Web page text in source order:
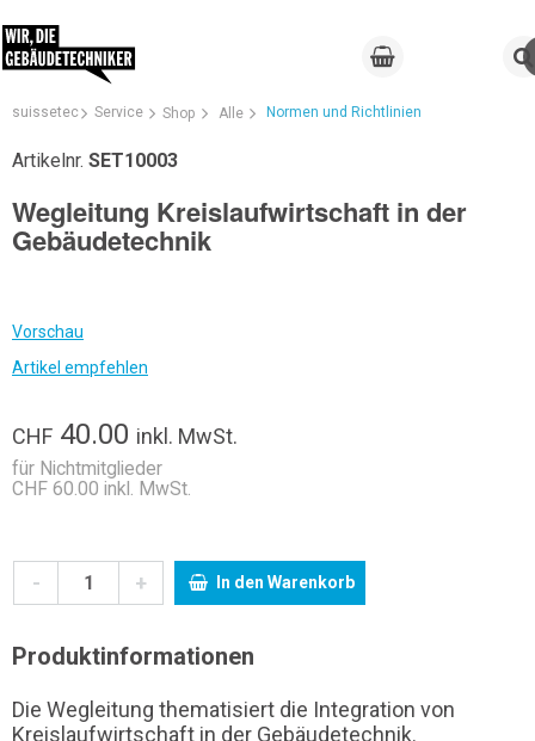
suissetec Service Shop Alle Normen und Richtlinien
Artikelnr. SET10003
Wegleitung Kreislaufwirtschaft in der
Gebäudetechnik
Vorschau
Artikel empfehlen
CHF 40.00 inkl. MwSt.
für Nichtmitglieder
CHF 60.00 inkl. MwSt.
- + In den Warenkorb
Produktinformationen
Die Wegleitung thematisiert die Integration von
Kreislaufwirtschaft in der Gebäudetechnik.